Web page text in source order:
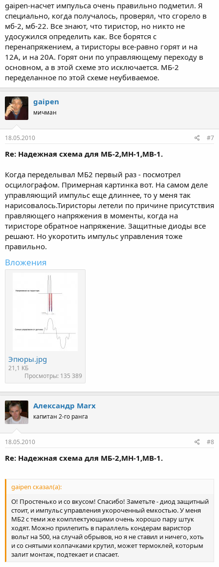
gaipen-насчет импульса очень правильно подметил. Я
специально, когда получалось, проверял, что сгорело в
мб-2, мб-22. Все знают, что тиристор, но никто не
удосужился определить как. Все борятся с
перенапряжением, а тиристоры все-равно горят и на
12А, и на 20А. Горят они по управляющему переходу в
основном, а в этой схеме это исключается. МБ-2
переделанное по этой схеме неубиваемое.
gaipen
мичман
18.05.2010 #7
Re: Надежная схема для МБ-2,МН-1,МВ-1.
Когда переделывал МБ2 первый раз - посмотрел
осцилографом. Примерная картинка вот. На самом деле
управляющий импульс еще длиннее, то у меня так
нарисовалось.Тиристоры летели по причине присутствия
правляющего напряжения в моменты, когда на
тиристоре обратное напряжение. Защитные диоды все
решают. Но укоротить импульс управления тоже
правильно.
Вложения
Эпюры.jpg
21,1 КБ
Просмотры: 135 389
Александр Marx
капитан 2-го ранга
18.05.2010 #8
Re: Надежная схема для МБ-2,МН-1,МВ-1.
gaipen сказал(а):
О! Простенько и со вкусом! Спасибо! Заметьте - диод защитный
стоит, и импульс управления укороченный емкостью. У меня
МБ2 с теми же комплектующими очень хорошо пару штук
ходят. Можно прилепить в параллель кондерам варистор
вольт на 500, на случай обрывов, но я не ставил и ничего, хоть
и со снятыми колпачками крутил, может термоклей, которым
залит монтаж, подтекает и спасает.